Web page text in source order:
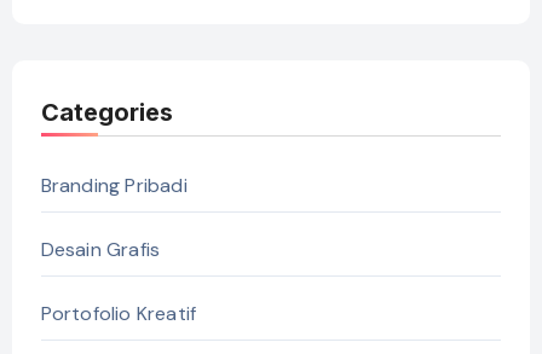
Categories
Branding Pribadi
Desain Grafis
Portofolio Kreatif